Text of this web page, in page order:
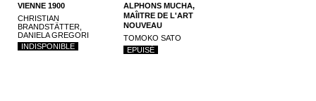
VIENNE 1900
CHRISTIAN
BRANDSTÄTTER,
DANIELA GREGORI
INDISPONIBLE
ALPHONS MUCHA,
MAÎITRE DE L'ART
NOUVEAU
TOMOKO SATO
EPUISÉ